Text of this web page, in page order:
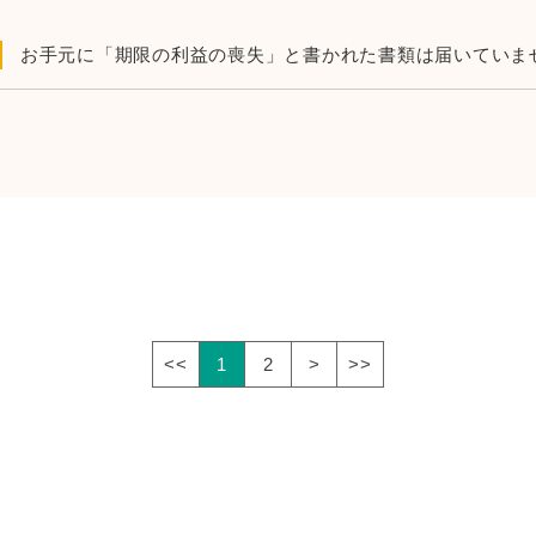
お手元に「期限の利益の喪失」と書かれた書類は届いていま
<< 1 2 > >>